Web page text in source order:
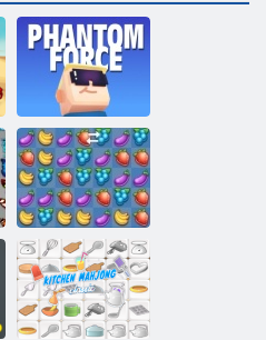
Kogama
Phantom Force
Fruta Crush